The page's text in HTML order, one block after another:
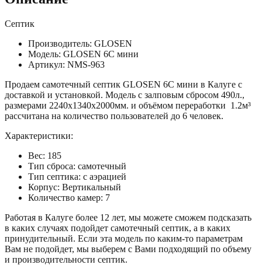
Септик
Производитель: GLOSEN
Модель: GLOSEN 6С мини
Артикул: NMS-963
Продаем самотечный септик GLOSEN 6С мини в Калуге с
доставкой и установкой. Модель с залповым сбросом 490л.,
размерами 2240х1340х2000мм. и объёмом переработки 1.2м³
рассчитана на количество пользователей до 6 человек.
Характеристики:
Вес: 185
Тип сброса: самотечный
Тип септика: с аэрацией
Корпус: Вертикальный
Количество камер: 7
Работая в Калуге более 12 лет, мы можете сможем подсказать
в каких случаях подойдет самотечный септик, а в каких
принудительный. Если эта модель по каким-то параметрам
Вам не подойдет, мы выберем с Вами подходящий по объему
и производительности септик.